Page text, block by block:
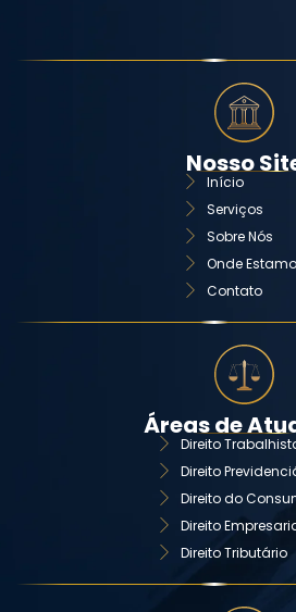
Nosso
Início
Serviços
Sobre Nós
Onde
Contato
Áreas de
Direito
Direito
Direito do
Direito
Direito Tributário